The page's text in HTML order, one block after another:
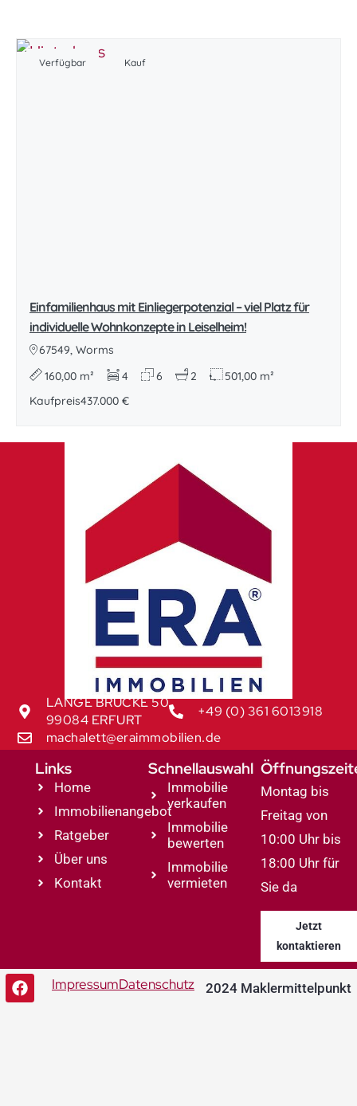
Verfügbar Kauf
Einfamilienhaus mit Einliegerpotenzial – viel Platz für
individuelle Wohnkonzepte in Leiselheim!
67549, Worms
160,00 m²
4 6 2
501,00 m²
Kaufpreis437.000 €
LANGE BRÜCKE 50
99084 ERFURT
+49 (0) 361 6013918
machalett@eraimmobilien.de
Links
Home
Immobilienangebot
Ratgeber
Über uns
Kontakt
Schnellauswahl
Immobilie
verkaufen
Immobilie
bewerten
Immobilie
vermieten
Montag bis
Freitag von
10:00 Uhr bis
18:00 Uhr für
Sie da
Jetzt
kontaktieren
ImpressumDatenschutz 2024 Maklermittelpunkt